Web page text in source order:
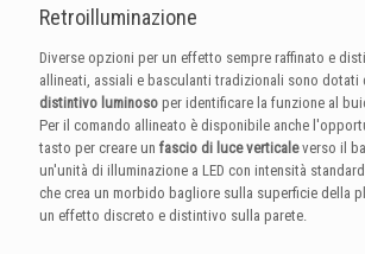
Retroilluminazione
Diverse opzioni per un effetto sempre raffinato e
allineati, assiali e basculanti tradizionali sono dotati
distintivo luminoso per identificare la funzione al
Per il comando allineato è disponibile anche
tasto per creare un fascio di luce verticaleverso il
un'unità di illuminazione a LED con intensità
che crea un morbido bagliore sulla superficie della
un effetto discreto e distintivo sulla parete.